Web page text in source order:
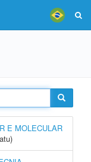
E MOLECULAR